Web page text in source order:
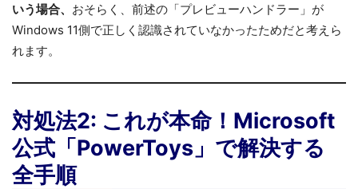
いう場合、 おそらく、前述の「プレビューハンドラー」が
Windows 11側で正しく認識されていなかったためだと考えら
れます。
対処法2: これが本命！Microsoft
公式「PowerToys」で解決する
全手順